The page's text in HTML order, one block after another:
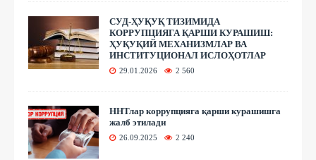
СУД-ҲУҚУҚ ТИЗИМИДА
КОРРУПЦИЯГА ҚАРШИ КУРАШИШ:
ҲУҚУҚИЙ МЕХАНИЗМЛАР ВА
ИНСТИТУЦИОНАЛ ИСЛОҲОТЛАР
29.01.2026 2 560
ННТлар коррупцияга қарши курашишга
жалб этилади
26.09.2025 2 240